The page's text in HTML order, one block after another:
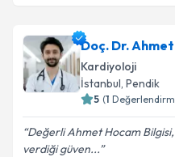
Doç. Dr.
Kardiyoloji
İstanbul, Pendik
5 (1
Değerli Ahmet Hocam Bilgisi,
verdiği güven...